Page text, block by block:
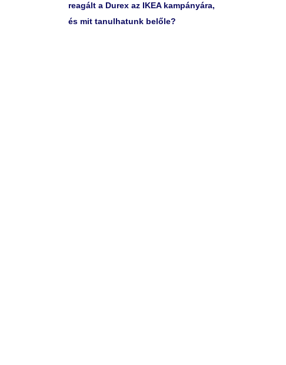
reagált a Durex az IKEA kampányára,
és mit tanulhatunk belőle?